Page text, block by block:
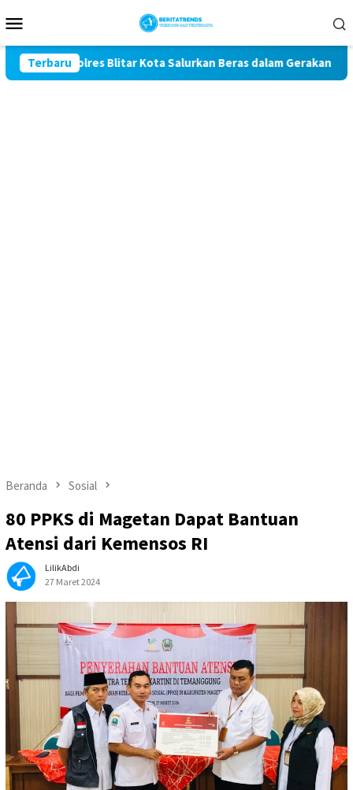
ke
Mobile
Terbaru
Blitar Kota Salurkan Beras dalam Gerakan Pangan Murah
Beranda Sosial
80 PPKS di Magetan Dapat Bantuan
Atensi dari Kemensos RI
LilikAbdi
27 Maret 2024